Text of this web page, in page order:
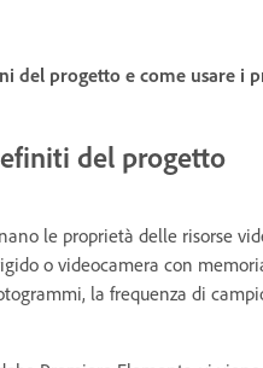
del progetto e come usare i
del progetto
le proprietà delle risorse
o videocamera con
la frequenza di